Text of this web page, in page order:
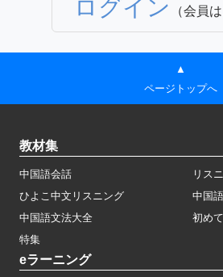
ログイン （会員
▲
ページトップへ
教材集
中国語会話
リス
ひよこ中文リスニング
中国
中国語文法大全
初め
特集
eラーニング